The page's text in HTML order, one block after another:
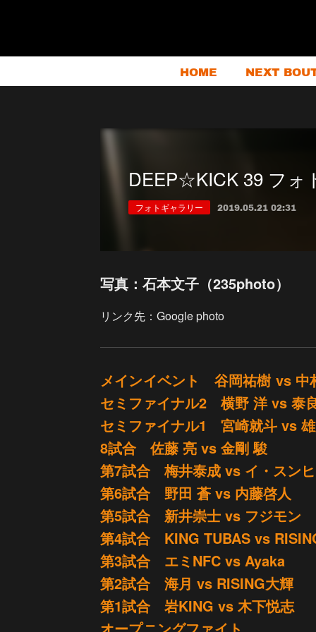
HOME NEXT
DEEP☆KICK 39 フォ
フォトギャラリー 2019.05.21 02:31
写真：石本文子（235photo）
リンク先：Google photo
メインイベント 谷岡祐樹 vs 中
セミファイナル2 横野 洋 vs 泰
セミファイナル1 宮崎就斗 vs
8試合 佐藤 亮 vs 金剛 駿
第7試合 梅井泰成 vs イ・スン
第6試合 野田 蒼 vs 内藤啓人
第5試合 新井崇士 vs フジモン
第4試合 KING TUBAS vs
第3試合 エミNFC vs Ayaka
第2試合 海月 vs RISING大輝
第1試合 岩KING vs 木下悦志